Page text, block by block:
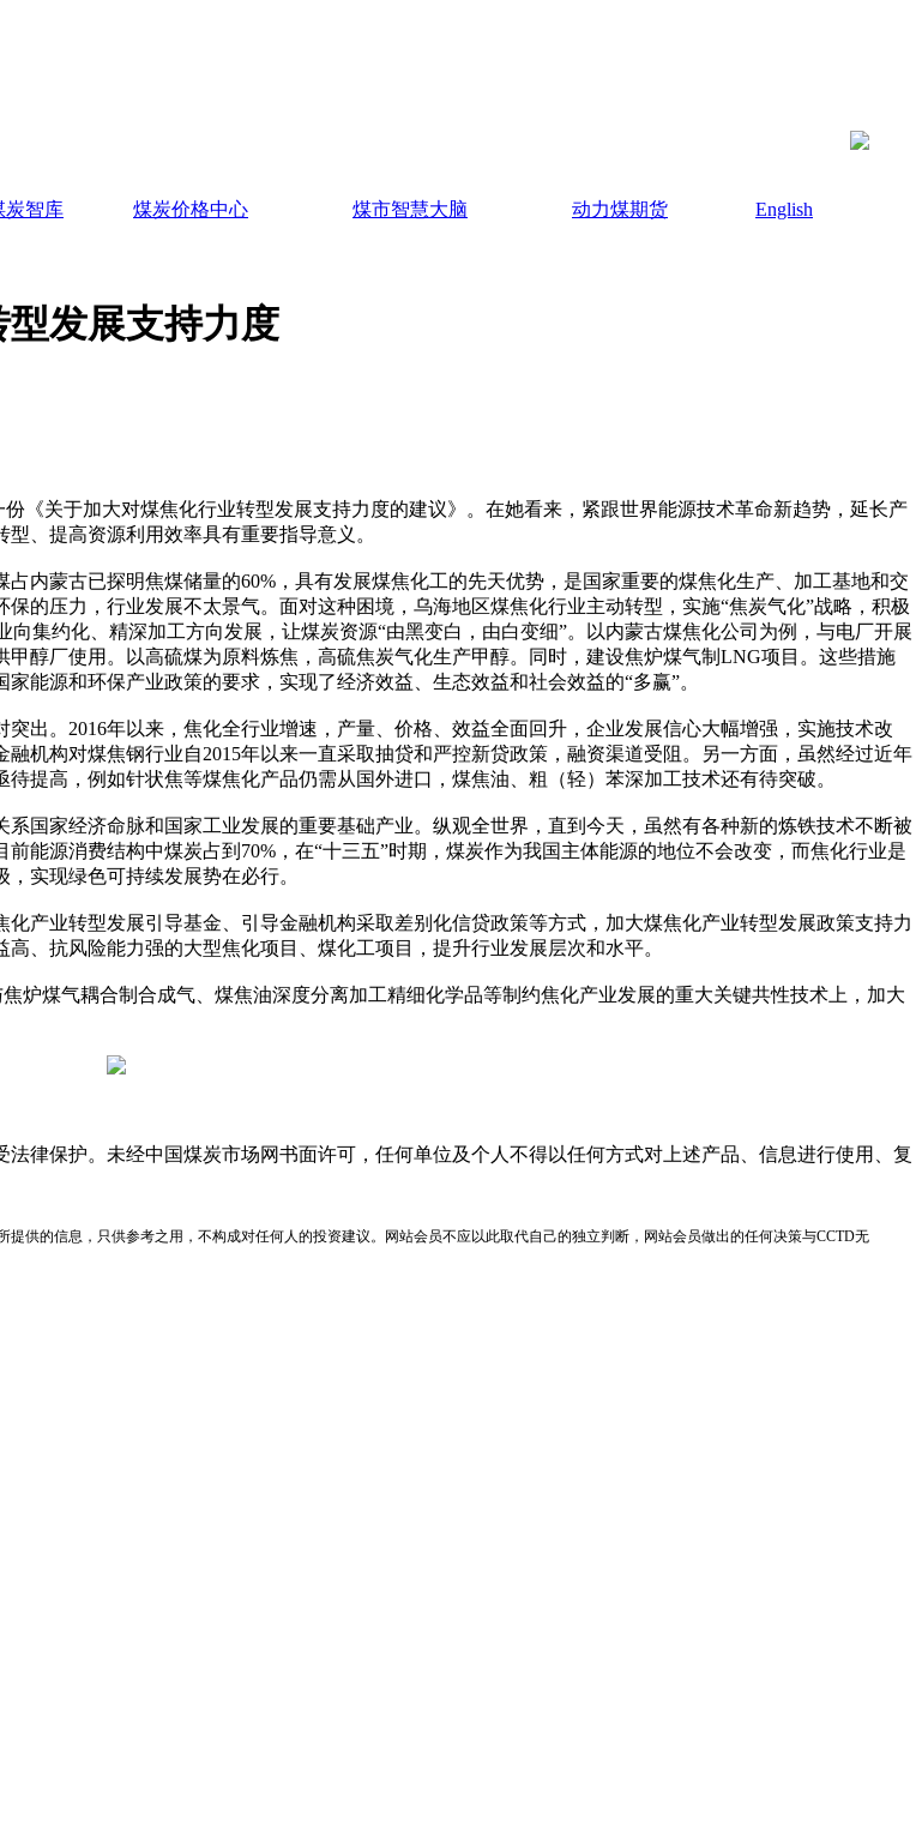
炭智库 煤炭价格中心 煤市智慧大脑 动力煤期货
English
发展支持力度
《关于加大对煤焦化行业转型发展支持力度的建议》。在她看来，紧跟世界能源技术革命新趋势，延长产
、提高资源利用效率具有重要指导意义。
内蒙古已探明焦煤储量的60%，具有发展煤焦化工的先天优势，是国家重要的煤焦化生产、加工基地和交
的压力，行业发展不太景气。面对这种困境，乌海地区煤焦化行业主动转型，实施“焦炭气化”战略，积极
集约化、精深加工方向发展，让煤炭资源“由黑变白，由白变细”。以内蒙古煤焦化公司为例，与电厂开展
醇厂使用。以高硫煤为原料炼焦，高硫焦炭气化生产甲醇。同时，建设焦炉煤气制LNG项目。这些措施
能源和环保产业政策的要求，实现了经济效益、生态效益和社会效益的“多赢”。
出。2016年以来，焦化全行业增速，产量、价格、效益全面回升，企业发展信心大幅增强，实施技术改
机构对煤焦钢行业自2015年以来一直采取抽贷和严控新贷政策，融资渠道受阻。另一方面，虽然经过近年
提高，例如针状焦等煤焦化产品仍需从国外进口，煤焦油、粗（轻）苯深加工技术还有待突破。
国家经济命脉和国家工业发展的重要基础产业。纵观全世界，直到今天，虽然有各种新的炼铁技术不断被
能源消费结构中煤炭占到70%，在“十三五”时期，煤炭作为我国主体能源的地位不会改变，而焦化行业是
实现绿色可持续发展势在必行。
产业转型发展引导基金、引导金融机构采取差别化信贷政策等方式，加大煤焦化产业转型发展政策支持力
、抗风险能力强的大型焦化项目、煤化工项目，提升行业发展层次和水平。
煤气耦合制合成气、煤焦油深度分离加工精细化学品等制约焦化产业发展的重大关键共性技术上，加大
律保护。未经中国煤炭市场网书面许可，任何单位及个人不得以任何方式对上述产品、信息进行使用、复
供的信息，只供参考之用，不构成对任何人的投资建议。网站会员不应以此取代自己的独立判断，网站会员做出的任何决策与CCTD无